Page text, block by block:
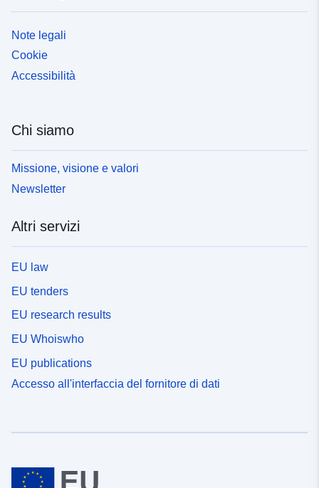
Note legali
Cookie
Accessibilità
Chi siamo
Missione, visione e valori
Newsletter
Altri servizi
EU law
EU tenders
EU research results
EU Whoiswho
EU publications
Accesso all'interfaccia del fornitore di dati